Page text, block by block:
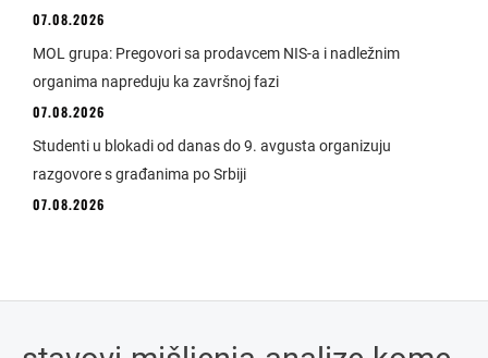
07.08.2026
MOL grupa: Pregovori sa prodavcem NIS-a i nadležnim
organima napreduju ka završnoj fazi
07.08.2026
Studenti u blokadi od danas do 9. avgusta organizuju
razgovore s građanima po Srbiji
07.08.2026